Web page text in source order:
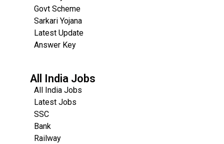
Govt Scheme
Sarkari Yojana
Latest Update
Answer Key
All India Jobs
All India Jobs
Latest Jobs
SSC
Bank
Railway